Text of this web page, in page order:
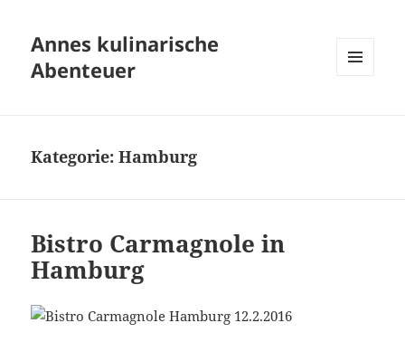
Annes kulinarische
Abenteuer
Kategorie:Hamburg
Bistro Carmagnole in
Hamburg